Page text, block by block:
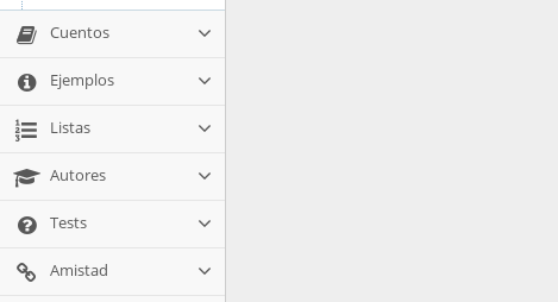
Cuentos
Ejemplos
Listas
Autores
Tests
Amistad